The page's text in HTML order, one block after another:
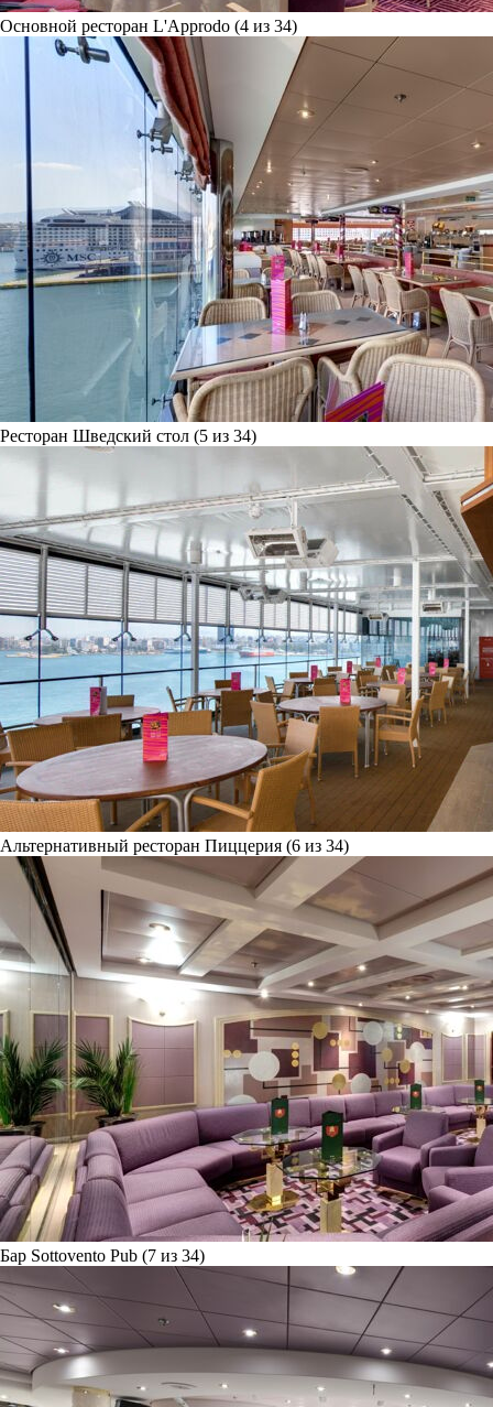
Основной ресторан L'Approdo (4 из 34)
Ресторан Шведский стол (5 из 34)
Альтернативный ресторан Пиццерия (6 из 34)
Бар Sottovento Pub (7 из 34)